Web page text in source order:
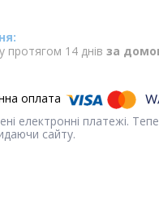
протягом 14 днів за
електронні платежі.
сайту.